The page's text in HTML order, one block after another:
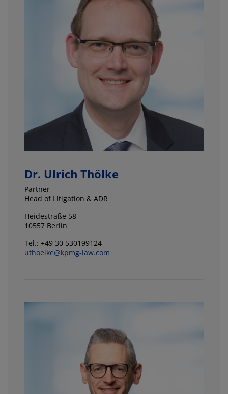
Dr. Ulrich Thölke
Partner
Head of Litigation & ADR
Heidestraße 58
10557 Berlin
Tel.: +49 30 530199124
uthoelke@kpmg-law.com